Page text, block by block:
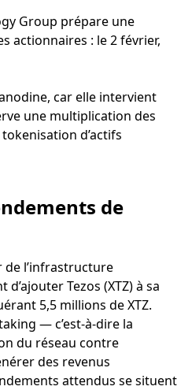
Group prépare une
actionnaires : le 2 février,
car elle intervient
une multiplication des
d’actifs
de
de l’infrastructure
Tezos (XTZ) à sa
5,5 millions de XTZ.
— c’est-à-dire la
du réseau contre
des revenus
attendus se situent